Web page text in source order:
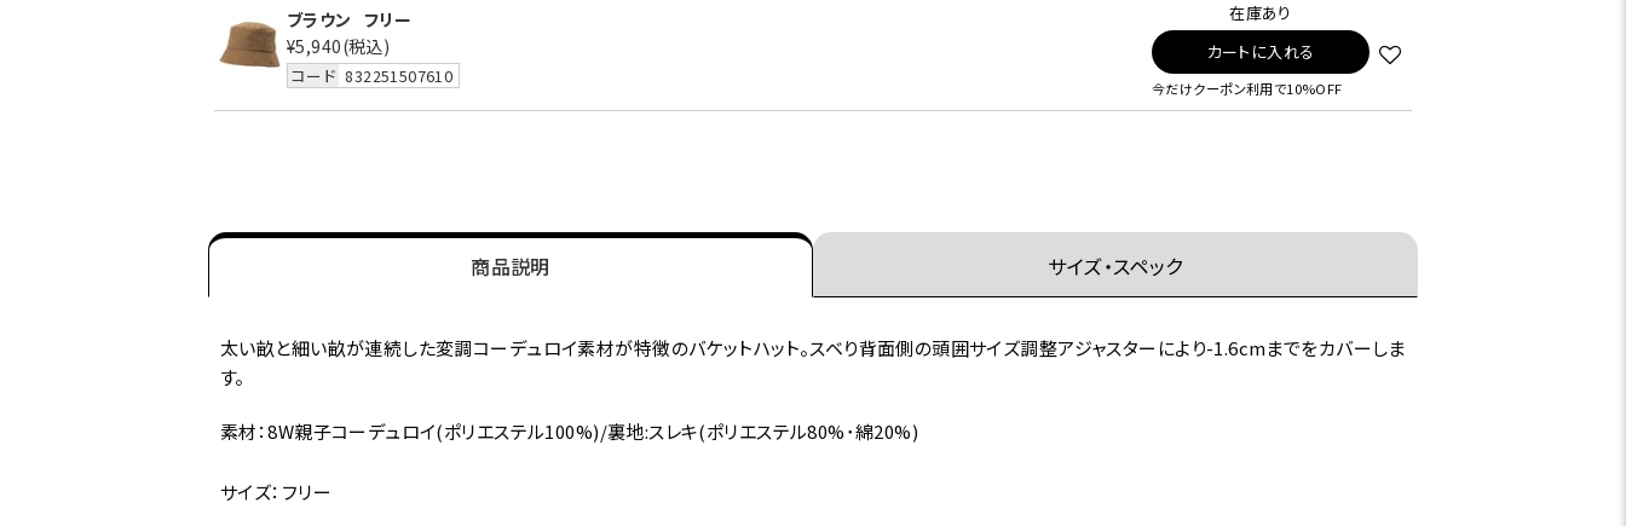
ブラウン フリー
¥5,940(税込)
コード 832251507610
在庫あり
カートに入れる
今だけクーポン利用で10%OFF
商品説明 サイズ・スペック
太い畝と細い畝が連続した変調コーデュロイ素材が特徴のバケットハット。スベり背面側の頭囲サイズ調整アジャスターにより-1.6cmまでをカバーしま
す。
素材：8W親子コーデュロイ(ポリエステル100%)/裏地:スレキ(ポリエステル80%･綿20%)
サイズ：フリー